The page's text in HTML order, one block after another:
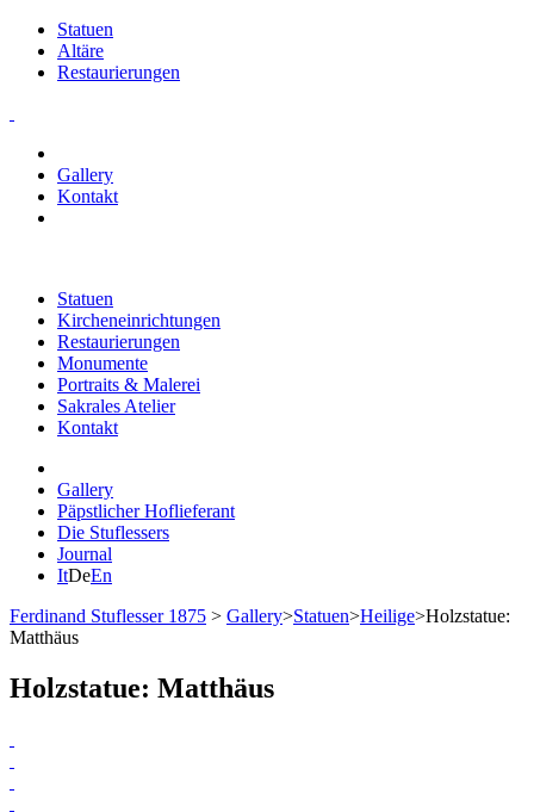
Statuen
Altäre
Restaurierungen
Gallery
Kontakt
Statuen
Kircheneinrichtungen
Restaurierungen
Monumente
Portraits & Malerei
Sakrales Atelier
Kontakt
Gallery
Päpstlicher Hoflieferant
Die Stuflessers
Journal
ItDeEn
Ferdinand Stuflesser 1875 > Gallery>Statuen>Heilige>Holzstatue:
Matthäus
Holzstatue: Matthäus